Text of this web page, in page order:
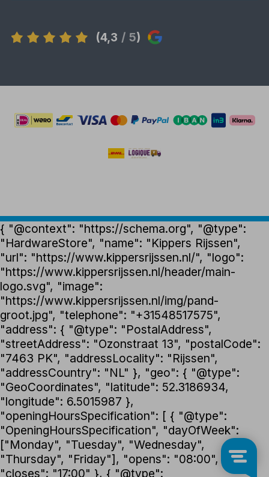
(4,3 / 5)
{ "@context": "https://schema.org", "@type":
"HardwareStore", "name": "Kippers Rijssen",
"url": "https://www.kippersrijssen.nl/", "logo":
"https://www.kippersrijssen.nl/header/main-
logo.svg", "image":
"https://www.kippersrijssen.nl/img/pand-
groot.jpg", "telephone": "+31548517575",
"address": { "@type": "PostalAddress",
"streetAddress": "Ozonstraat 13", "postalCode":
"7463 PK", "addressLocality": "Rijssen",
"addressCountry": "NL" }, "geo": { "@type":
"GeoCoordinates", "latitude": 52.3186934,
"longitude": 6.5015987 },
"openingHoursSpecification": [ { "@type":
"OpeningHoursSpecification", "dayOfWeek":
["Monday", "Tuesday", "Wednesday",
"Thursday", "Friday"], "opens": "08:00",
"closes": "17:00" }, { "@type":